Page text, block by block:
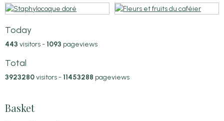
Today
443 visitors - 1093 pageviews
Total
3923280visitors - 11453288 pageviews
Basket